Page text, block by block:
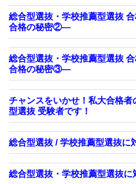
総合型選抜・学校推薦型選抜
合格の秘密②—
総合型選抜・学校推薦型選抜
合格の秘密③—
チャンスをいかせ！私大合格
型選抜 受験者です！
総合型選抜 / 学校推薦型選抜
総合型選抜・学校推薦型選抜